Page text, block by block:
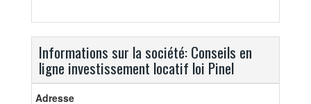
Informations sur la société: Conseils en
ligne investissement locatif loi Pinel
Adresse